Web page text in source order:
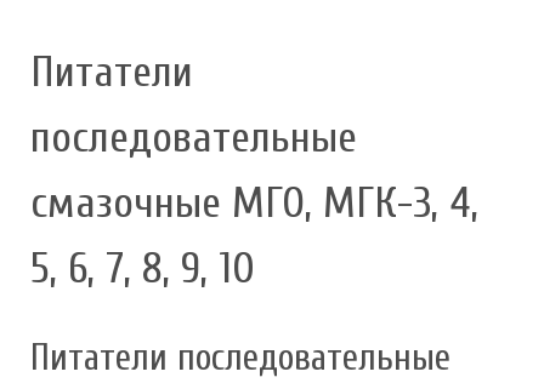
Питатели
последовательные
смазочные МГО, МГК-3, 4,
5, 6, 7, 8, 9, 10
Питатели последовательные